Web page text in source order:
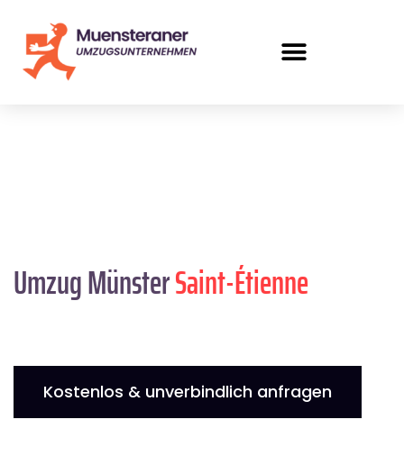
Umzug MünsterSaint-Étienne
Kostenlos & unverbindlich anfragen